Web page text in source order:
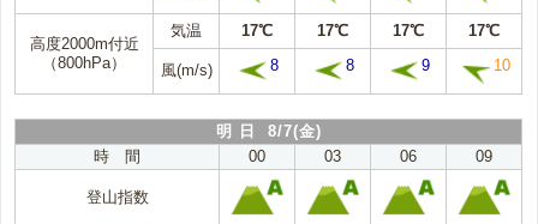
高度2000m付近
（800hPa）
気温 17℃ 17℃ 17℃ 17℃
風(m/s) 8 8 9 10
明 日 8/7(金)
時 間
00 03 06 09
登山指数